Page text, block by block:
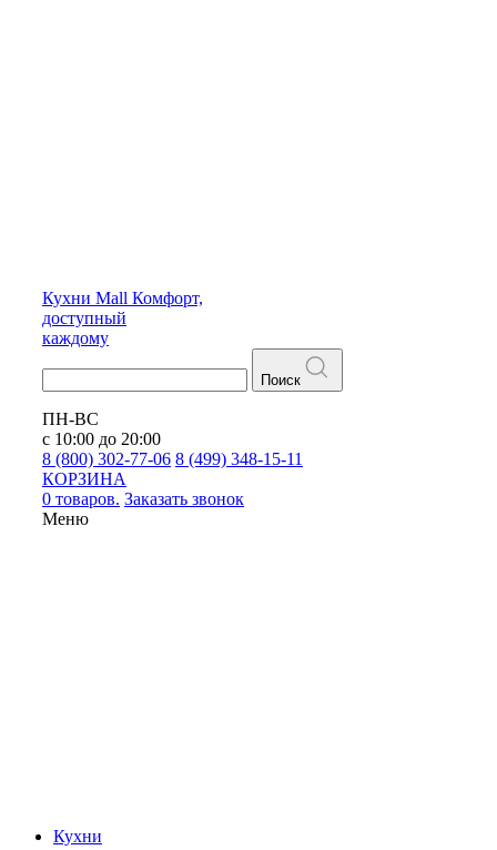
Кухни Mall Комфорт,
доступный
каждому
Поиск
ПН-ВС
с 10:00 до 20:00
8 (800) 302-77-06 8 (499) 348-15-11
КОРЗИНА
0 товаров. Заказать звонок
Меню
Кухни